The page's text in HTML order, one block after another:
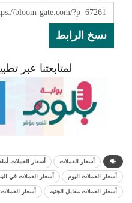
نسخ الرابط
لمتابعتنا عبر
أسعار العملات أسعار العملات
أسعار العملات اليوم أسعار العملات في
أسعار العملات مقابل الجنيه أسعار